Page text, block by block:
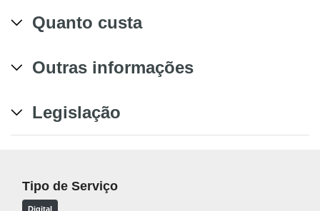
Quanto custa
Outras informações
Legislação
Tipo de Serviço
Digital